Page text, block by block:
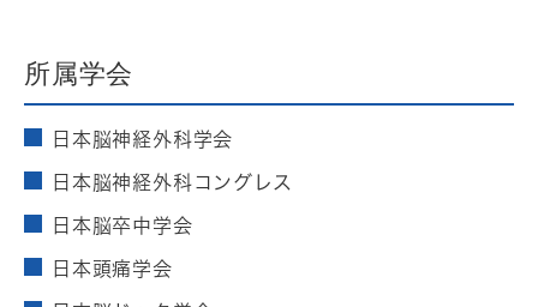
所属学会
日本脳神経外科学会
日本脳神経外科コングレス
日本脳卒中学会
日本頭痛学会